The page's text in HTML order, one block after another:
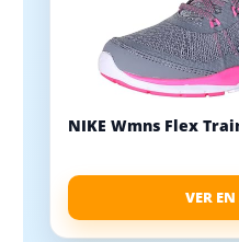
NIKE Wmns Flex
VER